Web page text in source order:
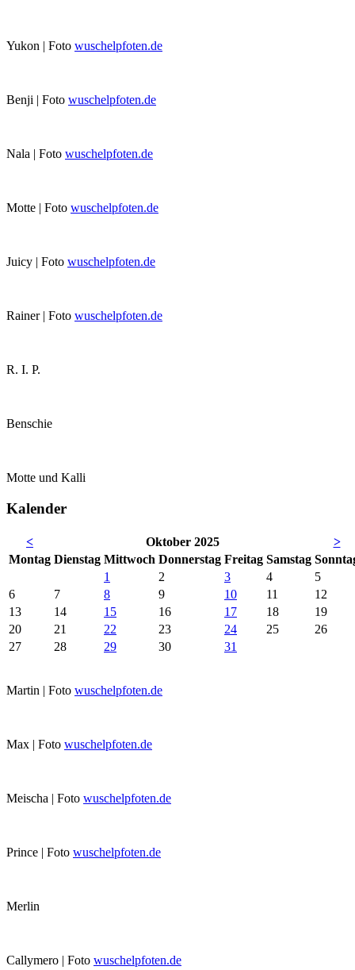
Yukon | Foto wuschelpfoten.de
Benji | Foto wuschelpfoten.de
Nala | Foto wuschelpfoten.de
Motte | Foto wuschelpfoten.de
Juicy | Foto wuschelpfoten.de
Rainer | Foto wuschelpfoten.de
R. I. P.
Benschie
Motte und Kalli
Kalender
< Oktober 2025
>
Montag Dienstag Mittwoch Donnerstag Freitag Samstag So
1
2 3 4
5
6
7 8 9 10 11
12
13
14 15 16 17 18
19
20
21 22 23 24 25
26
27
28 29 30 31
Martin | Foto wuschelpfoten.de
Max | Foto wuschelpfoten.de
Meischa | Foto wuschelpfoten.de
Prince | Foto wuschelpfoten.de
Merlin
Callymero | Foto wuschelpfoten.de